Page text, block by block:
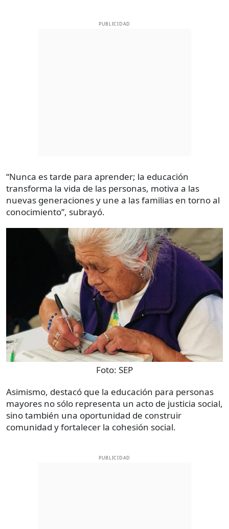
PUBLICIDAD
“Nunca es tarde para aprender; la educación
transforma la vida de las personas, motiva a las
nuevas generaciones y une a las familias en torno al
conocimiento”, subrayó.
Foto: SEP
Asimismo, destacó que la educación para personas
mayores no sólo representa un acto de justicia social,
sino también una oportunidad de construir
comunidad y fortalecer la cohesión social.
PUBLICIDAD